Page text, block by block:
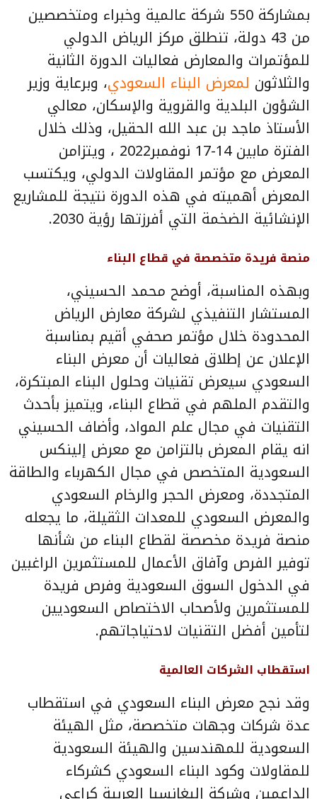
بمشاركة 550 شركة عالمية وخبراء ومتخصصين
من 43 دولة، تنطلق مركز الرياض الدولي
للمؤتمرات والمعارض فعاليات الدورة الثانية
والثلاثون لمعرض البناء السعودي، وبرعاية وزير
الشؤون البلدية والقروية والإسكان، معالي
الأستاذ ماجد بن عبد الله الحقيل، وذلك خلال
الفترة مابين 14-17 نوفمبر2022 ، ويتزامن
المعرض مع مؤتمر المقاولات الدولي، ويكتسب
المعرض أهميته في هذه الدورة نتيجة للمشاريع
الإنشائية الضخمة التي أفرزتها رؤية 2030.
منصة فريدة متخصصة في قطاع البناء
وبهذه المناسبة، أوضح محمد الحسيني،
المستشار التنفيذي لشركة معارض الرياض
المحدودة خلال مؤتمر صحفي أقيم بمناسبة
الإعلان عن إطلاق فعاليات أن معرض البناء
السعودي سيعرض تقنيات وحلول البناء المبتكرة،
والتقدم الملهم في قطاع البناء، ويتميز بأحدث
التقنيات في مجال علم المواد، وأضاف الحسيني
انه يقام المعرض بالتزامن مع معرض إلينكس
السعودية المتخصص في مجال الكهرباء والطاقة
المتجددة، ومعرض الحجر والرخام السعودي
والمعرض السعودي للمعدات الثقيلة، ما يجعله
منصة فريدة مخصصة لقطاع البناء من شأنها
توفير الفرص وآفاق الأعمال للمستثمرين الراغبين
في الدخول السوق السعودية وفرص فريدة
للمستثمرين ولأصحاب الاختصاص السعوديين
لتأمين أفضل التقنيات لاحتياجاتهم.
استقطاب الشركات العالمية
وقد نجح معرض البناء السعودي في استقطاب
عدة شركات وجهات متخصصة، مثل الهيئة
السعودية للمهندسين والهيئة السعودية
للمقاولات وكود البناء السعودي كشركاء
الداعمين وشركة إليغانسيا العربية كراعي